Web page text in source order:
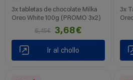
3x tabletas de chocolate Milka
Oreo White 100g (PROMO 3x2)
6,45€
3,68€
Ir al chollo
3x